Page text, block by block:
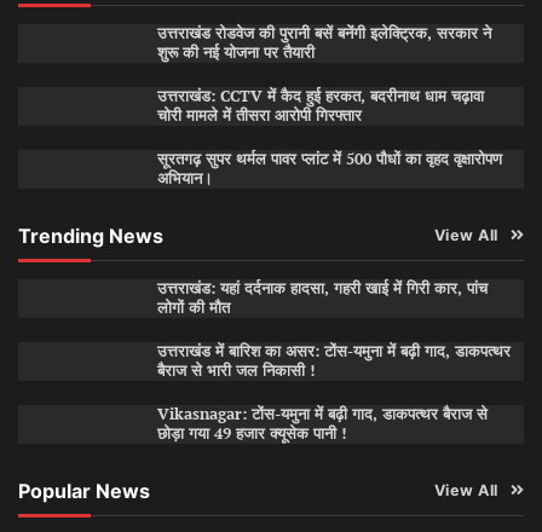
उत्तराखंड रोडवेज की पुरानी बसें बनेंगी इलेक्ट्रिक, सरकार ने
शुरू की नई योजना पर तैयारी
उत्तराखंड: CCTV में कैद हुई हरकत, बदरीनाथ धाम चढ़ावा
चोरी मामले में तीसरा आरोपी गिरफ्तार
सूरतगढ़ सुपर थर्मल पावर प्लांट में 500 पौधों का वृहद वृक्षारोपण
अभियान।
Trending News View All
उत्तराखंड: यहां दर्दनाक हादसा, गहरी खाई में गिरी कार, पांच
लोगों की मौत
उत्तराखंड में बारिश का असर: टोंस-यमुना में बढ़ी गाद, डाकपत्थर
बैराज से भारी जल निकासी !
Vikasnagar: टोंस-यमुना में बढ़ी गाद, डाकपत्थर बैराज से
छोड़ा गया 49 हजार क्यूसेक पानी !
Popular News View All